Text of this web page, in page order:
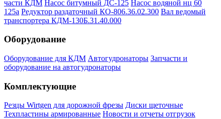
части КДМ Насос битумный ДС-125 Насос водяной нц 60
125а Редуктор раздаточный КО-806.36.02.300 Вал ведомый
транспортера КДМ-130Б.31.40.000
Оборудование
Оборудование для КДМ Автогудронаторы Запчасти и
оборудование на автогудронаторы
Комплектующие
Резцы Wirtgen для дорожной фрезы Диски щеточные
Техпластины армированные Новости и отчеты отгрузок